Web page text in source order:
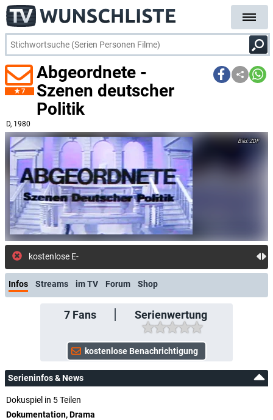
7
Abgeordnete -
Szenen deutscher
Politik
D, 1980
ZDF
kostenlose E-Mail-Benachric
Infos Streams im TV Forum Shop
7Fans Serienwertung
Serieninfos & News
Dokuspiel in 5 Teilen
Dokumentation, Drama